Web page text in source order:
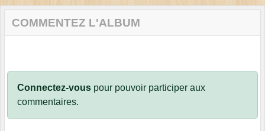
COMMENTEZ L'ALBUM
Connectez-vous pour pouvoir participer aux
commentaires.